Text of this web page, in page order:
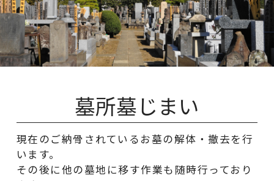
墓所墓じまい
現在のご納骨されているお墓の解体・撤去を行
います。
その後に他の墓地に移す作業も随時行っており